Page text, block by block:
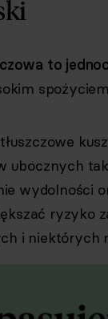
to
ubocznych
wydolności
ryzyko
i niektórych